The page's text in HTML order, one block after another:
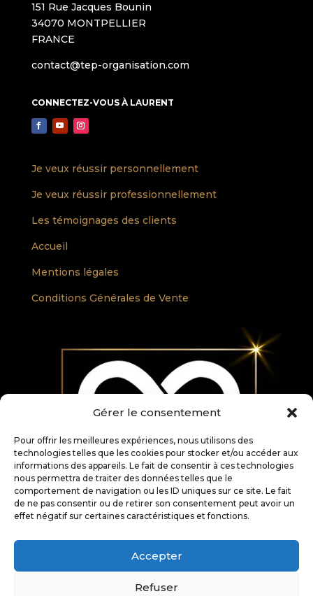
Gérer le consentement
Pour offrir les meilleures expériences, nous utilisons des
technologies telles que les cookies pour stocker et/ou accéder aux
informations des appareils. Le fait de consentir à ces technologies
nous permettra de traiter des données telles que le
comportement de navigation ou les ID uniques sur ce site. Le fait
de ne pas consentir ou de retirer son consentement peut avoir un
effet négatif sur certaines caractéristiques et fonctions.
Accepter
Refuser
151 Rue Jacques Bounin
34070 MONTPELLIER
FRANCE
contact@tep-organisation.com
CONNECTEZ-VOUS À LAURENT
Je veux réussir personnellement
Je veux réussir professionnellement
Les témoignages des clients
Accueil
Mentions légales
Conditions Générales de Vente
Ce site internet est la propriété de TEP Organisation. Ce site ne
fait pas partie du site YouTube™, Google™, Facebook™, Google
Inc. ou Facebook Inc.
Conformément au RGPD et à sa politique de confidentialité,
TEP Organisation ne communique pas de données
privées à autrui.